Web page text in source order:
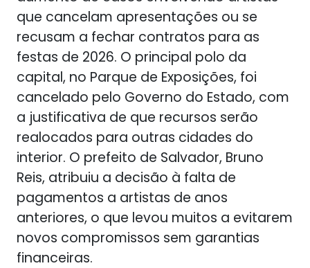
que cancelam apresentações ou se
recusam a fechar contratos para as
festas de 2026. O principal polo da
capital, no Parque de Exposições, foi
cancelado pelo Governo do Estado, com
a justificativa de que recursos serão
realocados para outras cidades do
interior. O prefeito de Salvador, Bruno
Reis, atribuiu a decisão à falta de
pagamentos a artistas de anos
anteriores, o que levou muitos a evitarem
novos compromissos sem garantias
financeiras.